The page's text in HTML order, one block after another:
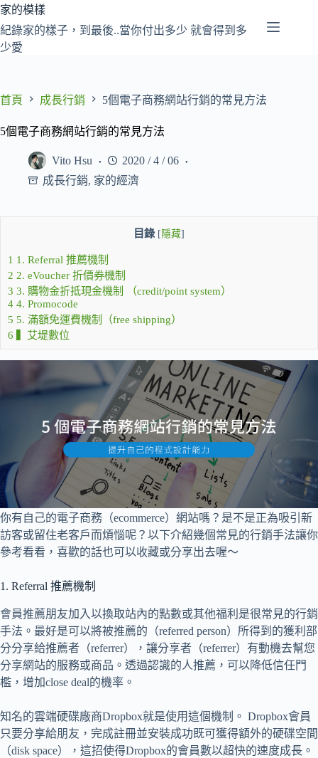
跳
至
主
容
家的模樣
紀錄家的樣子，到最後..當你付出多少 就會得到多
少愛
首頁 成長行銷 5個電子商務網站行銷的常見方法
5個電子商務網站行銷的常見方法
Vito Hsu
2020 / 4 / 06
成長行銷, 家的經濟
目錄 [ 隱藏]
1 1. Referral 推薦機制
2 2. eVoucher 折價券機制
3 3. 購物金折抵現金機制 （credit/point system）
4 4. Promocode
5 5. 滿額免運費機制（free shipping）
6 ▍艾堤數位
你有自己的電子商務（ecommerce）網站嗎？是不是正為吸引新
訪客或留住老客戶而煩惱呢？以下介紹幾個常見的行銷手法讓你
參考看看，喜歡的話也可以收藏或分享出去喔～
1. Referral 推薦機制
會員推薦朋友加入以換取站內的點數或其他福利是很常見的行銷
手法。最好是可以將被推薦的（referred person）所得到的獲利部
分分享給推薦者（referrer），讓分享者（referrer）有動機去幫您
分享網站的服務或商品。透過認識的人推薦，可以降低信任門
檻，增加close deal的機率。
知名的雲端硬碟廠商Dropbox就是使用這個機制。 Dropbox會員
只要分享給朋友，完成註冊並安裝成功既可獲得額外的硬碟空間
（disk space），這招使得Dropbox的會員數以超快的速度成長。